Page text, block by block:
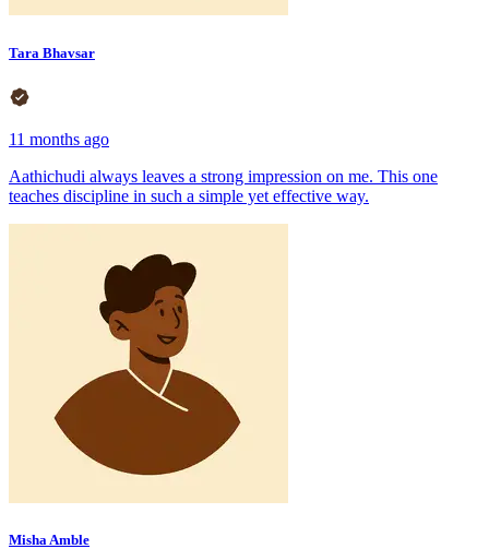
Tara Bhavsar
11 months ago
Aathichudi always leaves a strong impression on me. This one
teaches discipline in such a simple yet effective way.
Misha Amble